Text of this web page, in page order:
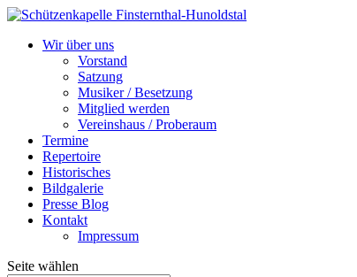
Wir über uns
Vorstand
Satzung
Musiker / Besetzung
Mitglied werden
Vereinshaus / Proberaum
Termine
Repertoire
Historisches
Bildgalerie
Presse Blog
Kontakt
Impressum
Seite wählen